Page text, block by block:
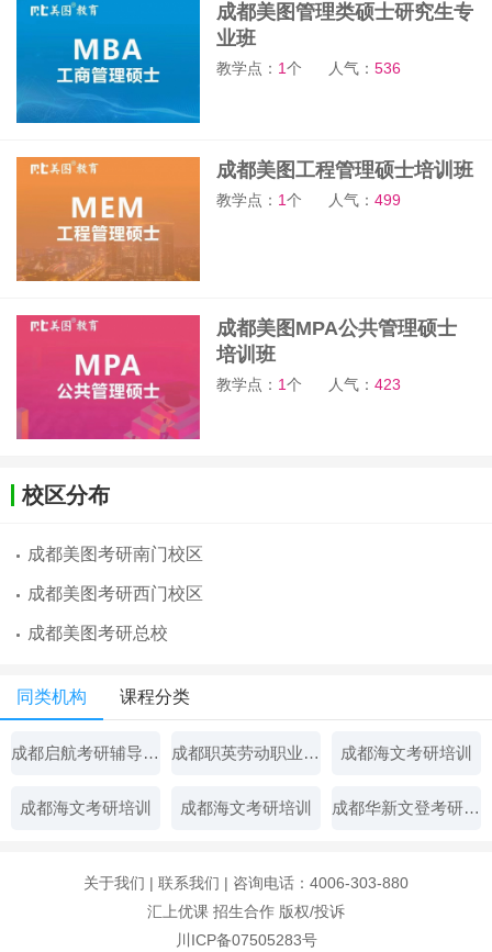
成都美图管理类硕士研究生专
业班
教学点： 1个 人气：536
成都美图工程管理硕士培训班
教学点： 1个 人气：499
成都美图MPA公共管理硕士
培训班
教学点： 1个 人气：423
校区分布
成都美图考研南门校区
成都美图考研西门校区
成都美图考研总校
同类机构 课程分类
成都启航考研辅导中心 成都职英劳动职业技能培训学校 成都海文考研培训
成都海文考研培训 成都海文考研培训 成都华新文登考研辅导中心
关于我们 | 联系我们 | 咨询电话：4006-303-880
汇上优课 招生合作 版权/投诉
川ICP备07505283号